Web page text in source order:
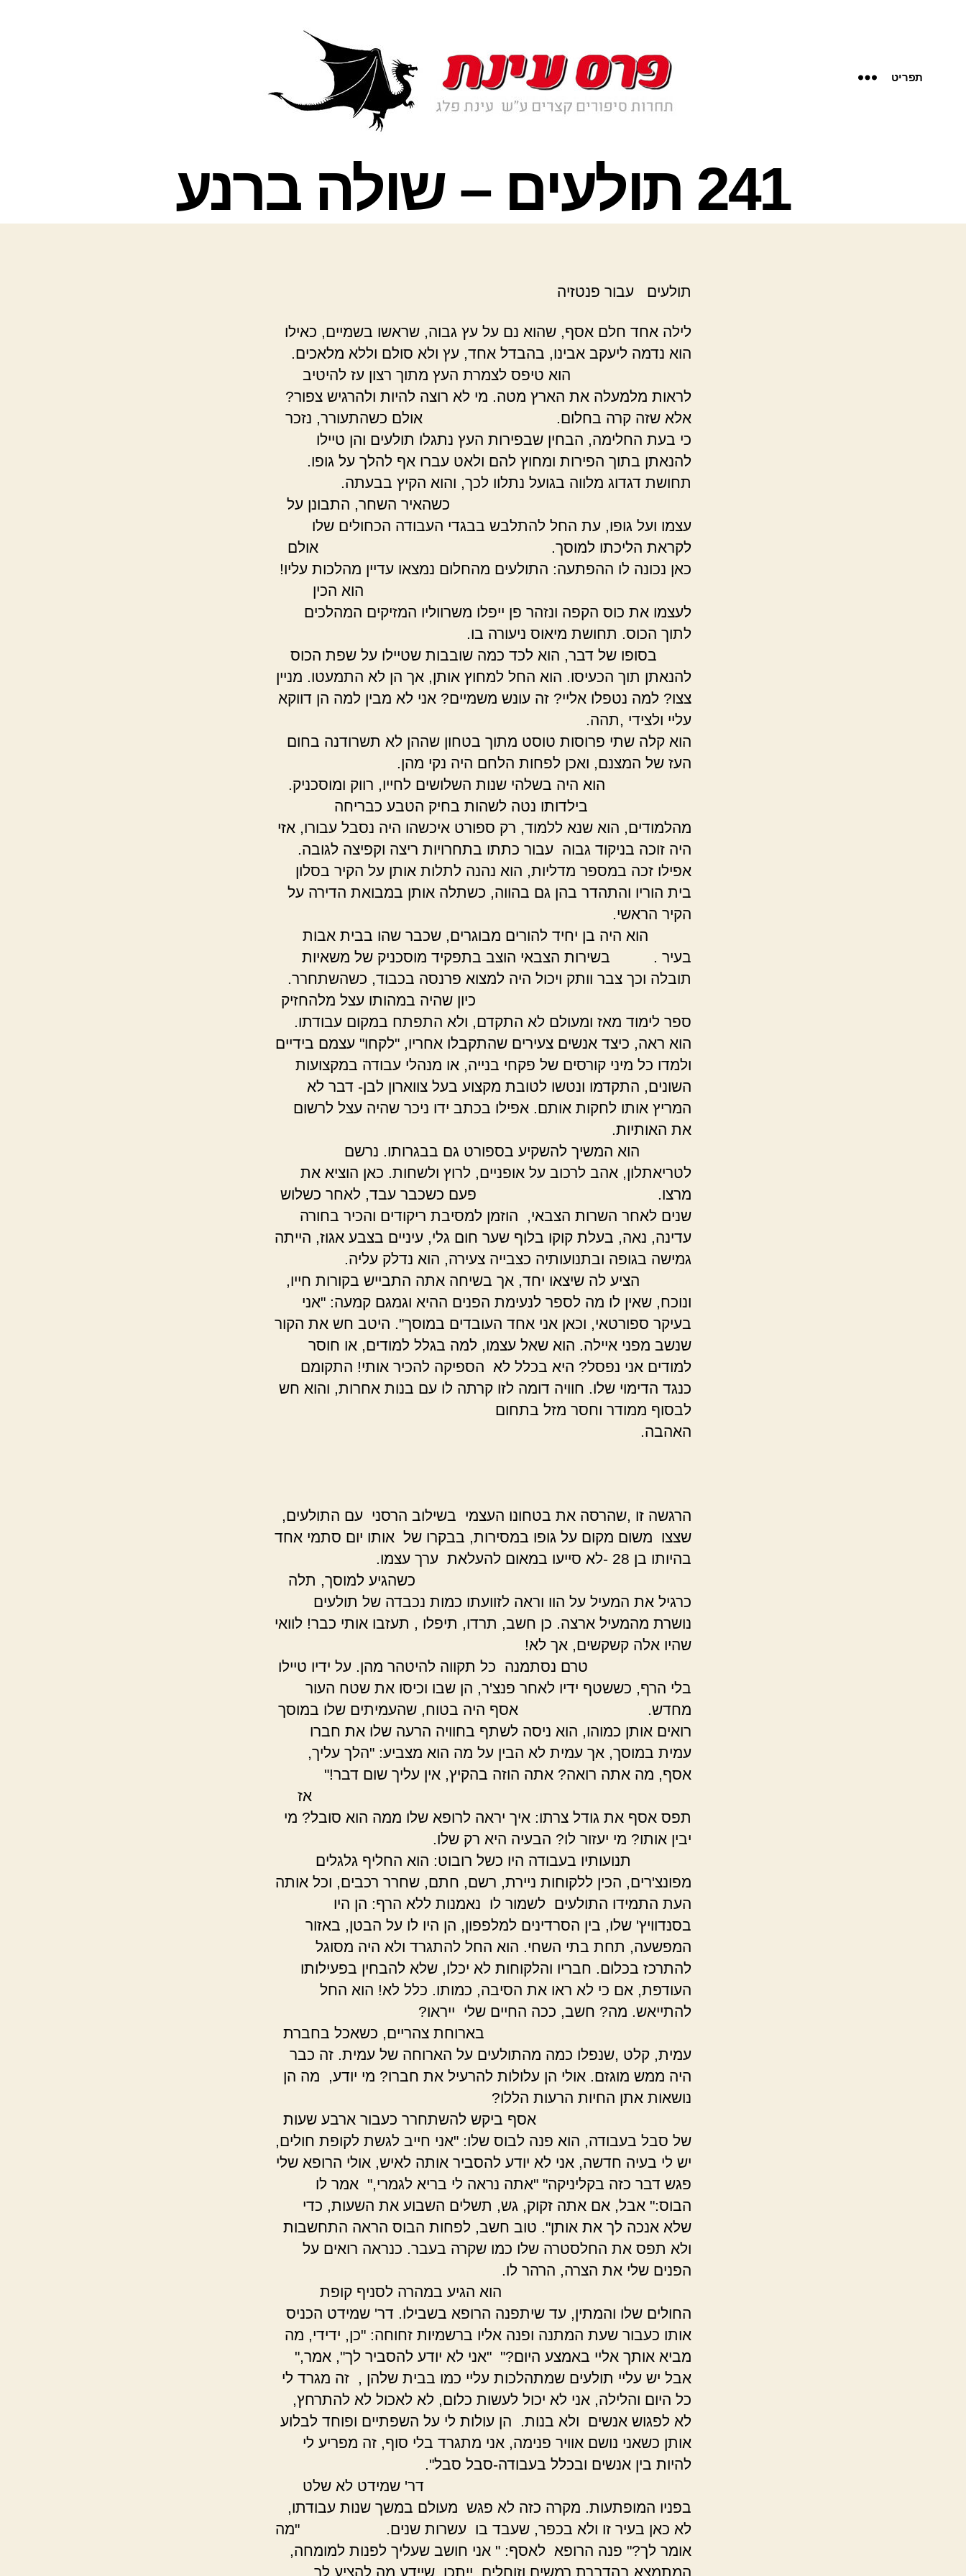
תפריט
241 תולעים – שולה ברנע
תולעים עבור פנטזיה
לילה אחד חלם אסף, שהוא נם על עץ גבוה, שראשו בשמיים, כאילו
הוא נדמה ליעקב אבינו, בהבדל אחד, עץ ולא סולם וללא מלאכים.
הוא טיפס לצמרת העץ מתוך רצון עז להיטיב
לראות מלמעלה את הארץ מטה. מי לא רוצה להיות ולהרגיש צפור?
אלא שזה קרה בחלום. אולם כשהתעורר, נזכר
כי בעת החלימה, הבחין שבפירות העץ נתגלו תולעים והן טיילו
להנאתן בתוך הפירות ומחוץ להם ולאט עברו אף להלך על גופו.
תחושת דגדוג מלווה בגועל נתלוו לכך, והוא הקיץ בבעתה.
כשהאיר השחר, התבונן על
עצמו ועל גופו, עת החל להתלבש בבגדי העבודה הכחולים שלו
לקראת הליכתו למוסך. אולם
כאן נכונה לו ההפתעה: התולעים מהחלום נמצאו עדיין מהלכות עליו!
הוא הכין
לעצמו את כוס הקפה ונזהר פן ייפלו משרווליו המזיקים המהלכים
לתוך הכוס. תחושת מיאוס ניעורה בו.
בסופו של דבר, הוא לכד כמה שובבות שטיילו על שפת הכוס
להנאתן תוך הכעיסו. הוא החל למחוץ אותן, אך הן לא התמעטו. מניין
צצו? למה נטפלו אליי? זה עונש משמיים? אני לא מבין למה הן דווקא
עליי ולצידי ,תהה.
הוא קלה שתי פרוסות טוסט מתוך בטחון שההן לא תשרודנה בחום
העז של המצנם, ואכן לפחות הלחם היה נקי מהן.
הוא היה בשלהי שנות השלושים לחייו, רווק ומוסכניק.
בילדותו נטה לשהות בחיק הטבע כבריחה
מהלמודים, הוא שנא ללמוד, רק ספורט איכשהו היה נסבל עבורו, אזי
היה זוכה בניקוד גבוה עבור כתתו בתחרויות ריצה וקפיצה לגובה.
אפילו זכה במספר מדליות, הוא נהנה לתלות אותן על הקיר בסלון
בית הוריו והתהדר בהן גם בהווה, כשתלה אותן במבואת הדירה על
הקיר הראשי.
הוא היה בן יחיד להורים מבוגרים, שכבר שהו בבית אבות
בעיר . בשירות הצבאי הוצב בתפקיד מוסכניק של משאיות
תובלה וכך צבר וותק ויכול היה למצוא פרנסה בכבוד, כשהשתחרר.
כיון שהיה במהותו עצל מלהחזיק
ספר לימוד מאז ומעולם לא התקדם, ולא התפתח במקום עבודתו.
הוא ראה, כיצד אנשים צעירים שהתקבלו אחריו, "לקחו" עצמם בידיים
ולמדו כל מיני קורסים של פקחי בנייה, או מנהלי עבודה במקצועות
השונים, התקדמו ונטשו לטובת מקצוע בעל צווארון לבן- דבר לא
המריץ אותו לחקות אותם. אפילו בכתב ידו ניכר שהיה עצל לרשום
את האותיות.
הוא המשיך להשקיע בספורט גם בבגרותו. נרשם
לטריאתלון, אהב לרכוב על אופניים, לרוץ ולשחות. כאן הוציא את
מרצו. פעם כשכבר עבד, לאחר כשלוש
שנים לאחר השרות הצבאי, הוזמן למסיבת ריקודים והכיר בחורה
עדינה, נאה, בעלת קוקו בלוף שער חום גלי, עיניים בצבע אגוז, הייתה
גמישה בגופה ובתנועותיה כצבייה צעירה, הוא נדלק עליה.
הציע לה שיצאו יחד, אך בשיחה אתה התבייש בקורות חייו,
ונוכח, שאין לו מה לספר לנעימת הפנים ההיא וגמגם קמעה: "אני
בעיקר ספורטאי, וכאן אני אחד העובדים במוסך". היטב חש את הקור
שנשב מפני איילה. הוא שאל עצמו, למה בגלל למודים, או חוסר
למודים אני נפסל? היא בכלל לא הספיקה להכיר אותי! התקומם
כנגד הדימוי שלו. חוויה דומה לזו קרתה לו עם בנות אחרות, והוא חש
לבסוף ממודר וחסר מזל בתחום
האהבה.
הרגשה זו ,שהרסה את בטחונו העצמי בשילוב הרסני עם התולעים,
שצצו משום מקום על גופו במסירות, בבקרו של אותו יום סתמי אחד
בהיותו בן 28 -לא סייעו במאום להעלאת ערך עצמו.
כשהגיע למוסך, תלה
כרגיל את המעיל על הוו וראה לזוועתו כמות נכבדה של תולעים
נושרת מהמעיל ארצה. כן חשב, תרדו, תיפלו , תעזבו אותי כבר! לוואי
שהיו אלה קשקשים, אך לא!
טרם נסתמנה כל תקווה להיטהר מהן. על ידיו טיילו
בלי הרף, כששטף ידיו לאחר פנצ'ר, הן שבו וכיסו את שטח העור
מחדש. אסף היה בטוח, שהעמיתים שלו במוסך
רואים אותן כמוהו, הוא ניסה לשתף בחוויה הרעה שלו את חברו
עמית במוסך, אך עמית לא הבין על מה הוא מצביע: "הלך עליך,
אסף, מה אתה רואה? אתה הוזה בהקיץ, אין עליך שום דבר!"
אז
תפס אסף את גודל צרתו: איך יראה לרופא שלו ממה הוא סובל? מי
יבין אותו? מי יעזור לו? הבעיה היא רק שלו.
תנועותיו בעבודה היו כשל רובוט: הוא החליף גלגלים
מפונצ'רים, הכין ללקוחות ניירת, רשם, חתם, שחרר רכבים, וכל אותה
העת התמידו התולעים לשמור לו נאמנות ללא הרף: הן היו
בסנדוויץ' שלו, בין הסרדינים למלפפון, הן היו לו על הבטן, באזור
המפשעה, תחת בתי השחי. הוא החל להתגרד ולא היה מסוגל
להתרכז בכלום. חבריו והלקוחות לא יכלו, שלא להבחין בפעילותו
העודפת, אם כי לא ראו את הסיבה, כמותו. כלל לא! הוא החל
להתייאש. מה? חשב, ככה החיים שלי ייראו?
בארוחת צהריים, כשאכל בחברת
עמית, קלט ,שנפלו כמה מהתולעים על הארוחה של עמית. זה כבר
היה ממש מוגזם. אולי הן עלולות להרעיל את חברו? מי יודע, מה הן
נושאות אתן החיות הרעות הללו?
אסף ביקש להשתחרר כעבור ארבע שעות
של סבל בעבודה, הוא פנה לבוס שלו: "אני חייב לגשת לקופת חולים,
יש לי בעיה חדשה, אני לא יודע להסביר אותה לאיש, אולי הרופא שלי
פגש דבר כזה בקליניקה" "אתה נראה לי בריא לגמרי," אמר לו
הבוס:" אבל, אם אתה זקוק, גש, תשלים השבוע את השעות, כדי
שלא אנכה לך את אותן". טוב חשב, לפחות הבוס הראה התחשבות
ולא תפס את החלסטרה שלו כמו שקרה בעבר. כנראה רואים על
הפנים שלי את הצרה, הרהר לו.
הוא הגיע במהרה לסניף קופת
החולים שלו והמתין, עד שיתפנה הרופא בשבילו. דר' שמידט הכניס
אותו כעבור שעת המתנה ופנה אליו ברשמיות זחוחה: "כן, ידידי, מה
מביא אותך אליי באמצע היום?" "אני לא יודע להסביר לך", אמר,"
אבל יש עליי תולעים שמתהלכות עליי כמו בבית שלהן , זה מגרד לי
כל היום והלילה, אני לא יכול לעשות כלום, לא לאכול לא להתרחץ,
לא לפגוש אנשים ולא בנות. הן עולות לי על השפתיים ופוחד לבלוע
אותן כשאני נושם אוויר פנימה, אני מתגרד בלי סוף, זה מפריע לי
להיות בין אנשים ובכלל בעבודה-סבל סבל".
דר' שמידט לא שלט
בפניו המופתעות. מקרה כזה לא פגש מעולם במשך שנות עבודתו,
לא כאן בעיר זו ולא בכפר, שעבד בו עשרות שנים. "מה
אומר לך?" פנה הרופא לאסף: " אני חושב שעליך לפנות למומחה,
המתמצא בהדברת רמשים וזוחלים, ייתכן, שיידע מה להציע לך,